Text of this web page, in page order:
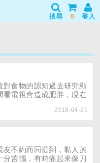
搜尋 0 登入
對食物的認知過去研究顯
看電視會造成肥胖，現在
對於食物的認知，再度對
期的速食廣告專注在飲
；現在的速食廣告則強調
，例如大漢堡、大薯條。
2018-04-25
友不約而同提到，黏人的
分苦惱，有時痛起來像刀